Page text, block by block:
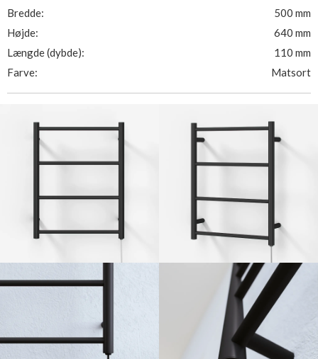
Bredde:
500 mm
Højde:
640 mm
Længde (dybde):
110 mm
Farve:
Matsort